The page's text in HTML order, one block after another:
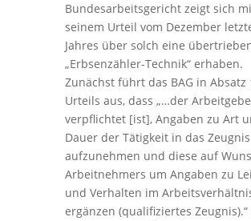
Bundesarbeitsgericht zeigt sich
seinem Urteil vom Dezember
Jahres über solch eine
„Erbsenzähler-Technik“ erhaben.
Zunächst führt das BAG in Absatz
Urteils aus, dass „…der
verpflichtet [ist], Angaben zu Art
Dauer der Tätigkeit in das Zeugnis
aufzunehmen und diese auf
Arbeitnehmers um Angaben zu
und Verhalten im
ergänzen (qualifiziertes Zeugnis).“